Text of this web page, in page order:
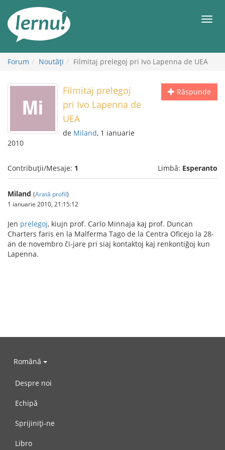
conținut
Forum Noutăţi Filmitaj prelegoj pri Ivo Lapenna de UEA
Răspunde
Filmitaj prelegoj
pri Ivo Lapenna de
UEA
de Miland, 1 ianuarie
2010
Contribuții/Mesaje: 1 Limbă: Esperanto
Miland (Arată profil)
1 ianuarie 2010, 21:15:12
Jen prelegoj, kiujn prof. Carlo Minnaja kaj prof. Duncan
Charters faris en la Malferma Tago de la Centra Oficejo la 28-
an de novembro ĉi-jare pri siaj kontaktoj kaj renkontiĝoj kun
Lapenna.
Română
Despre noi
Echipă
Sprijiniți-ne
Libro